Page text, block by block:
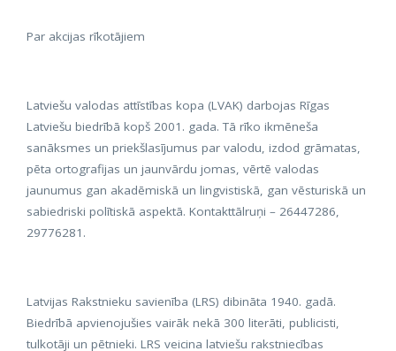
Par akcijas rīkotājiem
Latviešu valodas attīstības kopa (LVAK) darbojas Rīgas
Latviešu biedrībā kopš 2001. gada. Tā rīko ikmēneša
sanāksmes un priekšlasījumus par valodu, izdod grāmatas,
pēta ortografijas un jaunvārdu jomas, vērtē valodas
jaunumus gan akadēmiskā un lingvistiskā, gan vēsturiskā un
sabiedriski polītiskā aspektā. Kontakttālruņi – 26447286,
29776281.
Latvijas Rakstnieku savienība (LRS) dibināta 1940. gadā.
Biedrībā apvienojušies vairāk nekā 300 literāti, publicisti,
tulkotāji un pētnieki. LRS veicina latviešu rakstniecības